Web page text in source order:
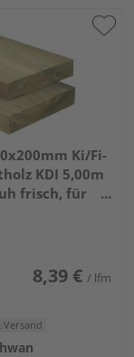
Ki/Fi-
KDI 5,00m
frisch, für
8,39 € / lfm